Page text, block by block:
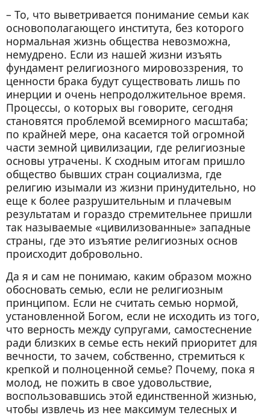
– То, что выветривается понимание семьи как
основополагающего института, без которого
нормальная жизнь общества невозможна,
немудрено. Если из нашей жизни изъять
фундамент религиозного мировоззрения, то
ценности брака будут существовать лишь по
инерции и очень непродолжительное время.
Процессы, о которых вы говорите, сегодня
становятся проблемой всемирного масштаба;
по крайней мере, она касается той огромной
части земной цивилизации, где религиозные
основы утрачены. К сходным итогам пришло
общество бывших стран социализма, где
религию изымали из жизни принудительно, но
еще к более разрушительным и плачевым
результатам и гораздо стремительнее пришли
так называемые «цивилизованные» западные
страны, где это изъятие религиозных основ
происходит добровольно.
Да я и сам не понимаю, каким образом можно
обосновать семью, если не религиозным
принципом. Если не считать семью нормой,
установленной Богом, если не исходить из того,
что верность между супругами, самостеснение
ради близких в семье есть некий приоритет для
вечности, то зачем, собственно, стремиться к
крепкой и полноценной семье? Почему, пока я
молод, не пожить в свое удовольствие,
воспользовавшись этой единственной жизнью,
чтобы извлечь из нее максимум телесных и